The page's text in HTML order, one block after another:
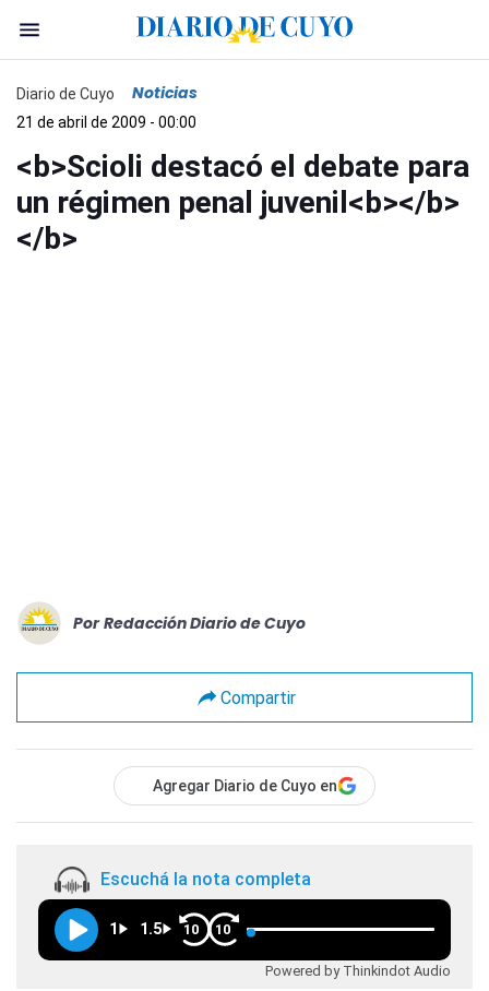
Diario de Cuyo Noticias
21 de abril de 2009 - 00:00
<b>Scioli destacó el debate para
un régimen penal juvenil<b></b>
</b>
Por Redacción Diario de Cuyo
Compartir
Agregar Diario de Cuyo en
Escuchá la nota completa
1 1.5 10 10
Powered by Thinkindot Audio